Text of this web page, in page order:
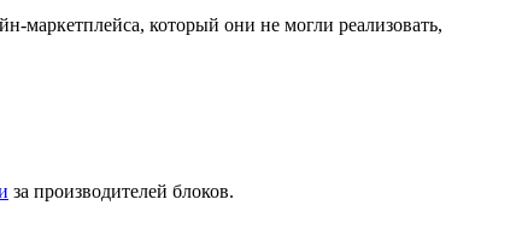
который они не могли реализовать,
за производителей блоков.